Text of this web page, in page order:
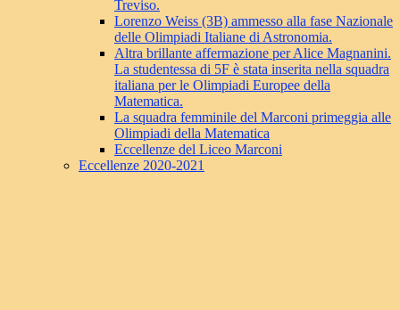
Treviso.
Lorenzo Weiss (3B) ammesso alla fase Nazionale
delle Olimpiadi Italiane di Astronomia.
Altra brillante affermazione per Alice Magnanini.
La studentessa di 5F è stata inserita nella squadra
italiana per le Olimpiadi Europee della
Matematica.
La squadra femminile del Marconi primeggia alle
Olimpiadi della Matematica
Eccellenze del Liceo Marconi
Eccellenze 2020-2021